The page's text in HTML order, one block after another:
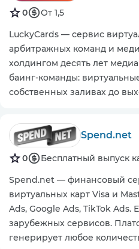
0
От 1,5
LuckyCards — сервис
арбитражных команд и
холдингом десять лет
баинг-команды:
собственных заливах до
Spend.net
0
Бесплатный выпуск
Spend.net — финансовый
виртуальных карт Visa и
Ads, Google Ads, TikTok Ads.
зарубежных сервисов.
генерирует любое